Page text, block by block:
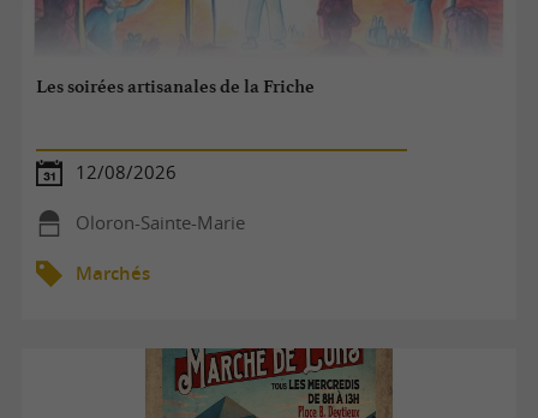
Les soirées artisanales de la Friche
12/08/2026
Oloron-Sainte-Marie
Marchés